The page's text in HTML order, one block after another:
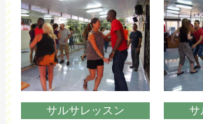
サルサレッスン サ